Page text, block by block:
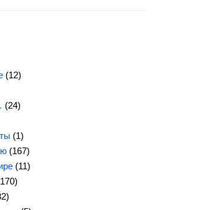
(12)
(24)
(1)
(167)
(11)